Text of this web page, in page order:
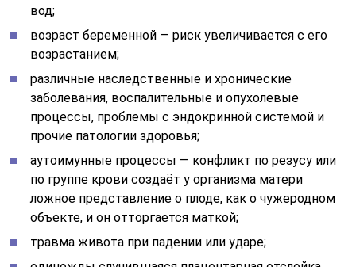
вод;
возраст беременной — риск увеличивается с его
возрастанием;
различные наследственные и хронические
заболевания, воспалительные и опухолевые
процессы, проблемы с эндокринной системой и
прочие патологии здоровья;
аутоимунные процессы — конфликт по резусу или
по группе крови создаёт у организма матери
ложное представление о плоде, как о чужеродном
объекте, и он отторгается маткой;
травма живота при падении или ударе;